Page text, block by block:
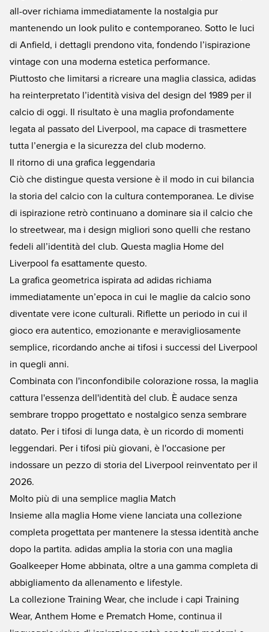
all-over richiama immediatamente la nostalgia pur
mantenendo un look pulito e contemporaneo. Sotto le luci
di Anfield, i dettagli prendono vita, fondendo l’ispirazione
vintage con una moderna estetica performance.
Piuttosto che limitarsi a ricreare una maglia classica, adidas
ha reinterpretato l’identità visiva del design del 1989 per il
calcio di oggi. Il risultato è una maglia profondamente
legata al passato del Liverpool, ma capace di trasmettere
tutta l’energia e la sicurezza del club moderno.
Il ritorno di una grafica leggendaria
Ciò che distingue questa versione è il modo in cui bilancia
la storia del calcio con la cultura contemporanea. Le divise
di ispirazione retrò continuano a dominare sia il calcio che
lo streetwear, ma i design migliori sono quelli che restano
fedeli all’identità del club. Questa maglia Home del
Liverpool fa esattamente questo.
La grafica geometrica ispirata ad adidas richiama
immediatamente un’epoca in cui le maglie da calcio sono
diventate vere icone culturali. Riflette un periodo in cui il
gioco era autentico, emozionante e meravigliosamente
semplice, ricordando anche ai tifosi i successi del Liverpool
in quegli anni.
Combinata con l'inconfondibile colorazione rossa, la maglia
cattura l'essenza dell'identità del club. È audace senza
sembrare troppo progettato e nostalgico senza sembrare
datato. Per i tifosi di lunga data, è un ricordo di momenti
leggendari. Per i tifosi più giovani, è l'occasione per
indossare un pezzo di storia del Liverpool reinventato per il
2026.
Molto più di una semplice maglia Match
Insieme alla maglia Home viene lanciata una collezione
completa progettata per mantenere la stessa identità anche
dopo la partita. adidas amplia la storia con una maglia
Goalkeeper Home abbinata, oltre a una gamma completa di
abbigliamento da allenamento e lifestyle.
La collezione Training Wear, che include i capi Training
Wear, Anthem Home e Prematch Home, continua il